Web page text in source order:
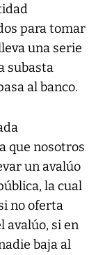
para tomar
una serie
subasta
al banco.
que nosotros
un avalúo
la cual
no oferta
avalúo, si en
baja al